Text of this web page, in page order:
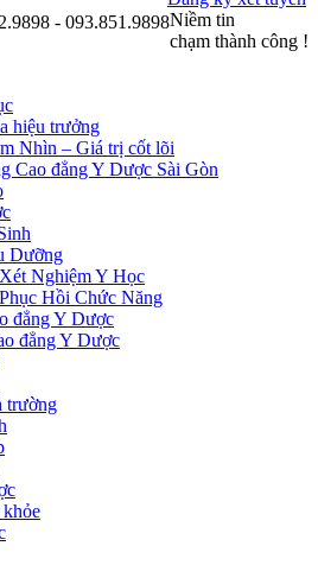
Niềm tin
chạm thành công !
- 093.851.9898
hiệu trưởng
Nhìn – Giá trị cốt lõi
Cao đẳng Y Dược Sài Gòn
Dưỡng
Nghiệm Y Học
Hồi Chức Năng
đẳng Y Dược
đẳng Y Dược
trường